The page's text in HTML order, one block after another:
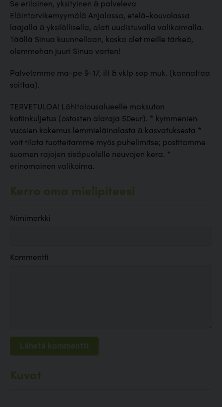
Se erilainen, yksityinen & palveleva
Eläintarvikemyymälä Anjalassa, etelä-kouvolassa
laajalla & yksilöllisella, alati uudistuvalla valikoimalla.
Täällä Sinua kuunnellaan, koska olet meille tärkeä,
olemmehan juuri Sinua varten!
Palvelemme ma-pe 9-17, ilt & vklp sop muk. (kannattaa
soittaa).
TERVETULOA! Lähitalousalueelle maksuton
kotiinkuljetus (ostosten alaraja 50eur). * kymmenien
vuosien kokemus lemmieläinalasta & kasvatuksesta *
voit tilata tuotteitamme myös puhelimitse; postitamme
suomen rajojen sisäpuolelle neuvojen kera. *
erinomainen valikoima.
Kerro oma mielipiteesi
Nimimerkki
Kommentti
Kuvat